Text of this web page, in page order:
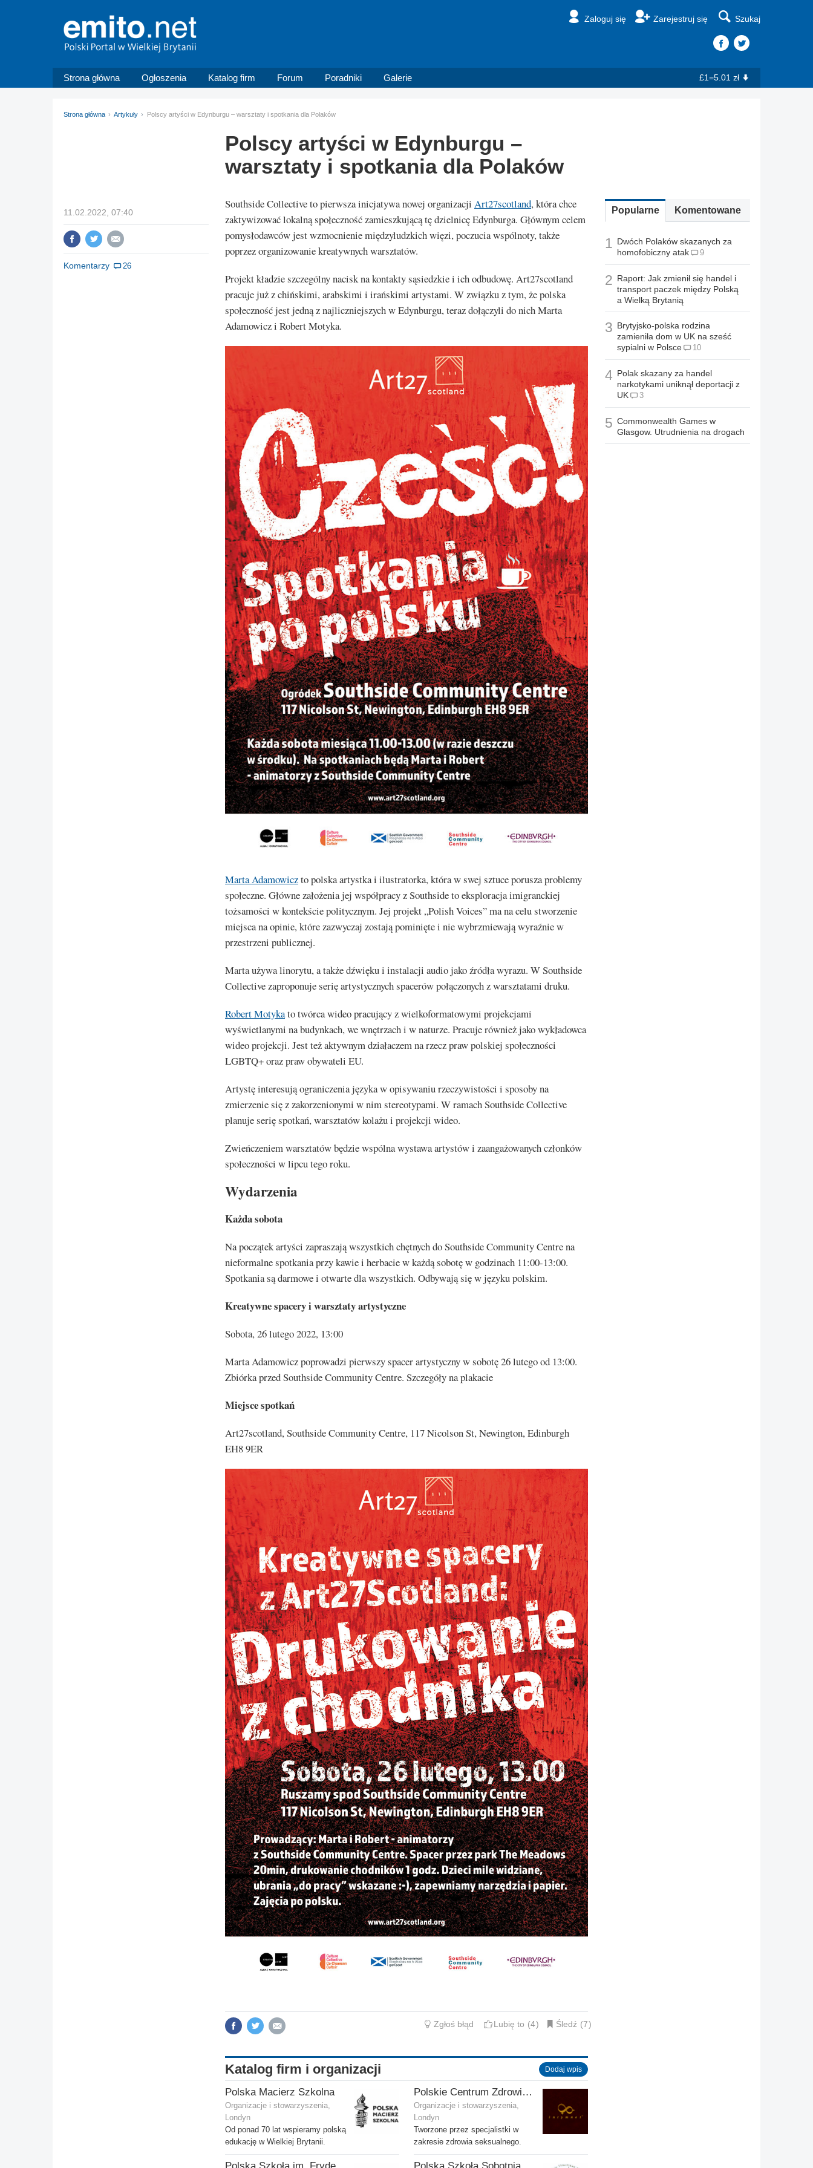
Zaloguj się Zarejestruj się Szukaj
Strona główna Ogłoszenia Katalog firm Forum Poradniki Galerie £1=5.01 zł
Strona główna Artykuły Polscy artyści w Edynburgu – warsztaty i spotkania dla Polaków
Polscy artyści w Edynburgu –
warsztaty i spotkania dla Polaków
11.02.2022, 07:40
Komentarzy 26
Southside Collective to pierwsza inicjatywa nowej organizacji Art27scotland, która chce
zaktywizować lokalną społeczność zamieszkującą tę dzielnicę Edynburga. Głównym celem
pomysłodawców jest wzmocnienie międzyludzkich więzi, poczucia wspólnoty, także
poprzez organizowanie kreatywnych warsztatów.
Projekt kładzie szczególny nacisk na kontakty sąsiedzkie i ich odbudowę. Art27scotland
pracuje już z chińskimi, arabskimi i irańskimi artystami. W związku z tym, że polska
społeczność jest jedną z najliczniejszych w Edynburgu, teraz dołączyli do nich Marta
Adamowicz i Robert Motyka.
Marta Adamowiczto polska artystka i ilustratorka, która w swej sztuce porusza problemy
społeczne. Główne założenia jej współpracy z Southside to eksploracja imigranckiej
tożsamości w kontekście politycznym. Jej projekt „Polish Voices” ma na celu stworzenie
miejsca na opinie, które zazwyczaj zostają pominięte i nie wybrzmiewają wyraźnie w
przestrzeni publicznej.
Marta używa linorytu, a także dźwięku i instalacji audio jako źródła wyrazu. W Southside
Collective zaproponuje serię artystycznych spacerów połączonych z warsztatami druku.
Robert Motykato twórca wideo pracujący z wielkoformatowymi projekcjami
wyświetlanymi na budynkach, we wnętrzach i w naturze. Pracuje również jako wykładowca
wideo projekcji. Jest też aktywnym działaczem na rzecz praw polskiej społeczności
LGBTQ+ oraz praw obywateli EU.
Artystę interesują ograniczenia języka w opisywaniu rzeczywistości i sposoby na
zmierzenie się z zakorzenionymi w nim stereotypami. W ramach Southside Collective
planuje serię spotkań, warsztatów kolażu i projekcji wideo.
Zwieńczeniem warsztatów będzie wspólna wystawa artystów i zaangażowanych członków
społeczności w lipcu tego roku.
Wydarzenia
Każda sobota
Na początek artyści zapraszają wszystkich chętnych do Southside Community Centre na
nieformalne spotkania przy kawie i herbacie w każdą sobotę w godzinach 11:00-13:00.
Spotkania są darmowe i otwarte dla wszystkich. Odbywają się w języku polskim.
Kreatywne spacery i warsztaty artystyczne
Sobota, 26 lutego 2022, 13:00
Marta Adamowicz poprowadzi pierwszy spacer artystyczny w sobotę 26 lutego od 13:00.
Zbiórka przed Southside Community Centre. Szczegóły na plakacie
Miejsce spotkań
Art27scotland, Southside Community Centre, 117 Nicolson St, Newington, Edinburgh
EH8 9ER
Popularne Komentowane
1 Dwóch Polaków skazanych za
homofobiczny atak
9
2 Raport: Jak zmienił się handel i
transport paczek między Polską
a Wielką Brytanią
3 Brytyjsko-polska rodzina
zamieniła dom w UK na sześć
sypialni w Polsce
10
4 Polak skazany za handel
narkotykami uniknął deportacji z
UK
3
5 Commonwealth Games w
Glasgow. Utrudnienia na drogach
Zgłoś błąd Lubię to 4 Śledź 7
Katalog firm i organizacji Dodaj wpis
Polska Macierz Szkolna
Organizacje i stowarzyszenia,
Londyn
Od ponad 70 lat wspieramy polską
edukację w Wielkiej Brytanii.
Polskie Centrum Zdrowia Seksualnego
Organizacje i stowarzyszenia,
Londyn
Tworzone przez specjalistki w
zakresie zdrowia seksualnego.